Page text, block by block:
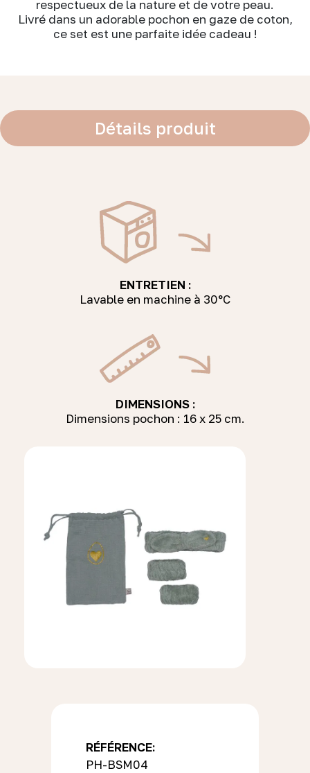
respectueux de la nature et de votre peau.
Livré dans un adorable pochon en gaze de coton,
ce set est une parfaite idée cadeau !
Détails produit
ENTRETIEN :
Lavable en machine à 30°C
DIMENSIONS :
Dimensions pochon : 16 x 25 cm.
RÉFÉRENCE:
PH-BSM04